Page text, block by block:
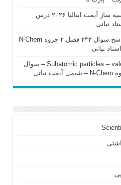
ثبت نام دوره شبیه ساز آیمت ایتالیا ۲۰۲۶ درس
آیمت ایتالیا – پاسخ سوال ۲۴۳ فصل ۲ جزوه N-Chem
نباتی
Subatomic particles – valence electrons – سوال